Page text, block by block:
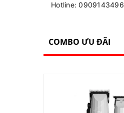
Hotline: 0909143496
COMBO ƯU ĐÃI